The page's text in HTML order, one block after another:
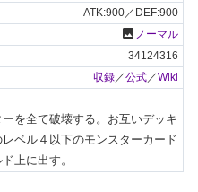
ATK:900／DEF:900
photo ノーマル
34124316
収録／公式／Wiki
を全て破壊する。お互いデッキ
ベル４以下のモンスターカード
上に出す。